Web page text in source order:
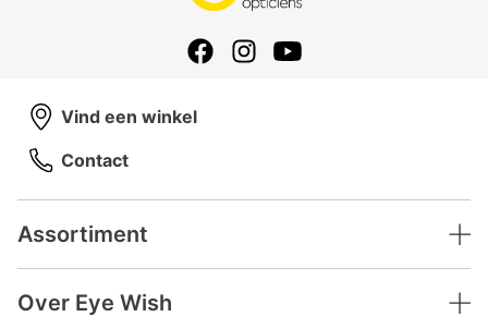
Assortiment
Over Eye Wish
Vind een winkel
Contact